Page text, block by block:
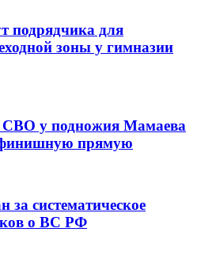
подрядчика для
зоны у гимназии
СВО у подножия Мамаева
прямую
за систематическое
о ВС РФ